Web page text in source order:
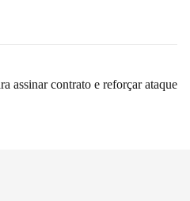
assinar contrato e reforçar ataque